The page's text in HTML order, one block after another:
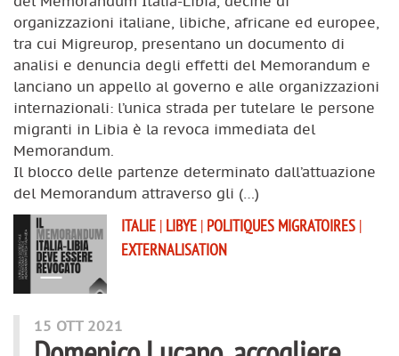
organizzazioni italiane, libiche, africane ed europee,
tra cui Migreurop, presentano un documento di
analisi e denuncia degli effetti del Memorandum e
lanciano un appello al governo e alle organizzazioni
internazionali: l’unica strada per tutelare le persone
migranti in Libia è la revoca immediata del
Memorandum.
Il blocco delle partenze determinato dall’attuazione
del Memorandum attraverso gli (…)
ITALIE | LIBYE | POLITIQUES MIGRATOIRES |
EXTERNALISATION
15 OTT 2021